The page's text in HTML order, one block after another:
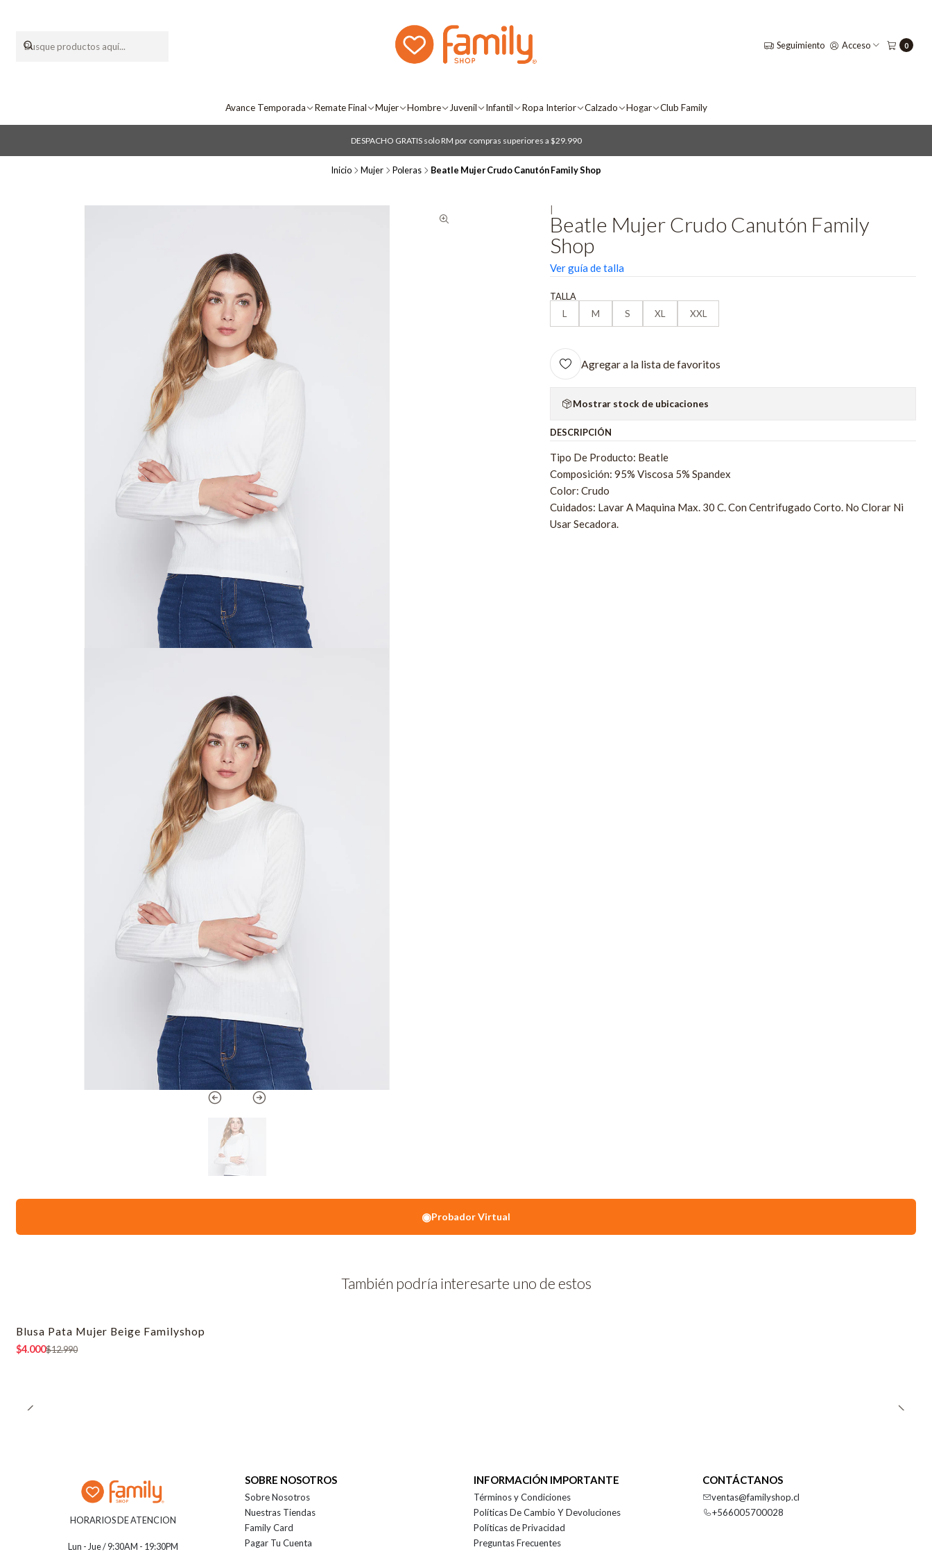
Seguimiento Acceso 0
Avance Temporada Remate Final Mujer Hombre Juvenil Infantil Ropa Interior Calzado Hogar Club Family
DESPACHO GRATIS solo RM por compras superiores a $29.990
Inicio Mujer Poleras Beatle Mujer Crudo Canutón Family Shop
Beatle Mujer Crudo Canutón Family
Shop
Ver guía de talla
TALLA
L
M S XL XXL
Agregar a la lista de favoritos
Mostrar stock de ubicaciones
DESCRIPCIÓN
Tipo De Producto: Beatle
Composición: 95% Viscosa 5% Spandex
Color: Crudo
Cuidados: Lavar A Maquina Max. 30 C. Con Centrifugado Corto. No Clorar Ni
Usar Secadora.
◉Probador Virtual
También podría interesarte uno de estos
-69% OFF
Blusa Pata Mujer Beige Familyshop
$4.000$12.990
HORARIOS DE ATENCION
Lun - Jue / 9:30AM - 19:30PM
SOBRE NOSOTROS
Sobre Nosotros
Nuestras Tiendas
Family Card
Pagar Tu Cuenta
INFORMACIÓN IMPORTANTE
Términos y Condiciones
Políticas De Cambio Y Devoluciones
Políticas de Privacidad
Preguntas Frecuentes
CONTÁCTANOS
ventas@familyshop.cl
+566005700028